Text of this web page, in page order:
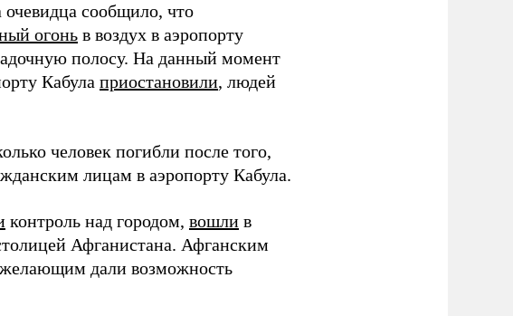
очевидца сообщило, что
огонь в воздух в аэропорту
полосу. На данный момент
Кабула приостановили, людей
человек погибли после того,
лицам в аэропорту Кабула.
контроль над городом, вошли в
Афганистана. Афганским
дали возможность